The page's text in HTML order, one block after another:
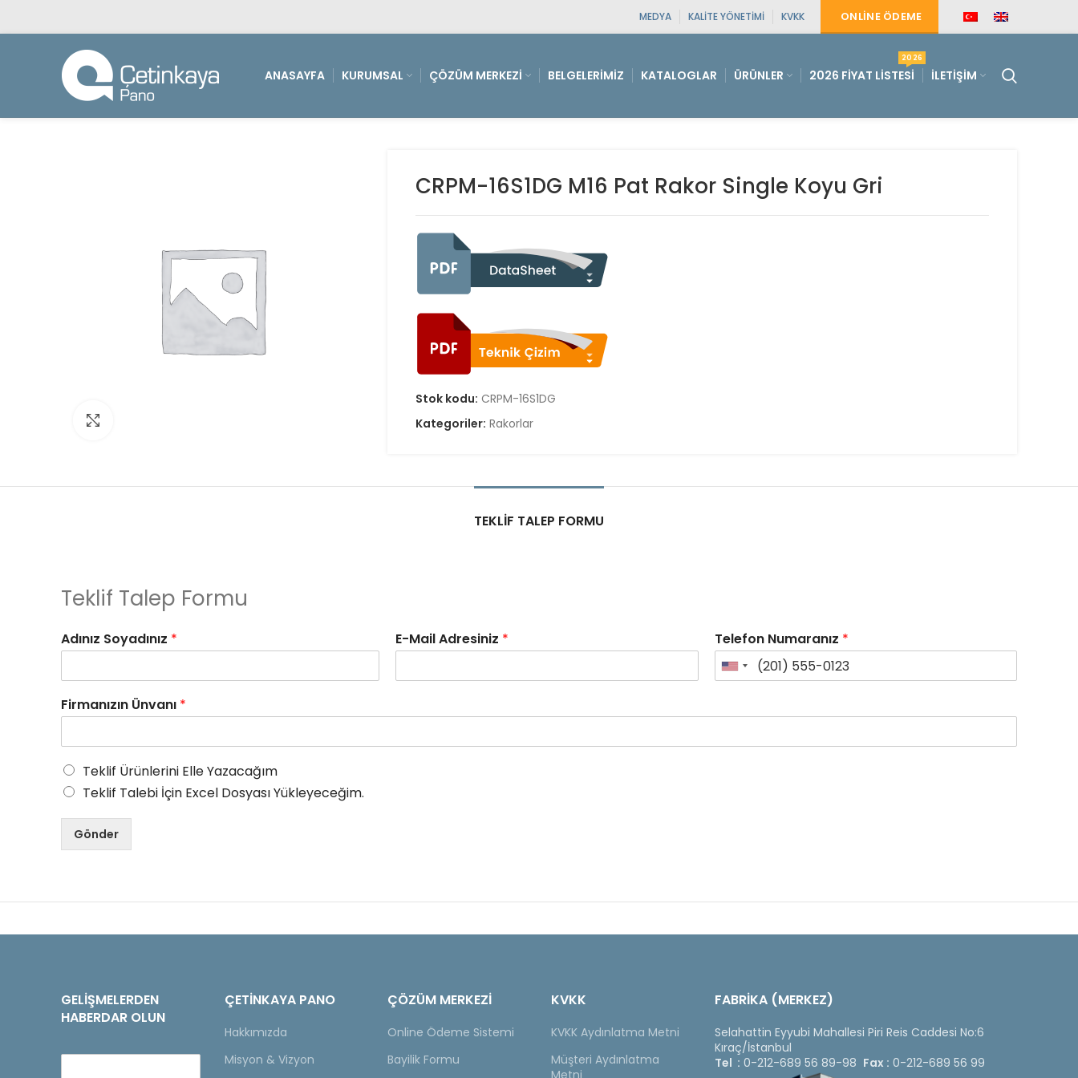
MEDYA KALITE YÖNETIMI KVKK ONLINE ÖDEME
ANASAYFA KURUMSAL ÇÖZÜM MERKEZI BELGELERIMIZ KATALOGLAR ÜRÜNLER 2026 FIYAT LISTESI
2026
İLETIŞIM
CRPM-16S1DG M16 Pat Rakor Single Koyu Gri
Stok kodu: CRPM-16S1DG
Kategoriler: Rakorlar
TEKLIF TALEP FORMU
Teklif Talep Formu
Adınız Soyadınız * E-Mail Adresiniz * Telefon Numaranız *
Firmanızın Ünvanı *
Teklif Ürünlerini Elle Yazacağım
Teklif Talebi İçin Excel Dosyası Yükleyeceğim.
Gönder
GELIŞMELERDEN
HABERDAR OLUN
ÇETINKAYA PANO
Hakkımızda
Misyon & Vizyon
ÇÖZÜM MERKEZİ
Online Ödeme Sistemi
Bayilik Formu
KVKK
KVKK Aydınlatma Metni
Müşteri Aydınlatma
Metni
FABRİKA (MERKEZ)
Selahattin Eyyubi Mahallesi Piri Reis Caddesi No:6
Kıraç/İstanbul
Tel : 0-212-689 56 89-98 Fax : 0-212-689 56 99